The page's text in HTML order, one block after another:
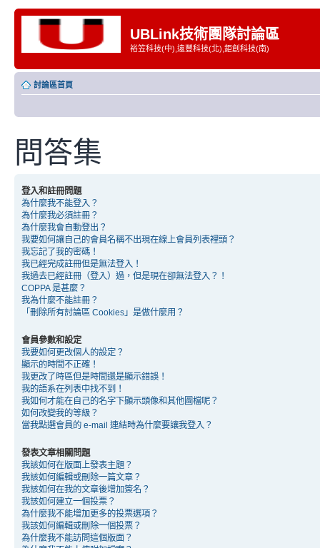
UBLink技術團隊討論區
裕笠科技(中),遠豐科技(北),鉅創科技(南)
討論區首頁
問答集
登入和註冊問題
為什麼我不能登入？
為什麼我必須註冊？
為什麼我會自動登出？
我要如何讓自己的會員名稱不出現在線上會員列表裡頭？
我忘記了我的密碼！
我已經完成註冊但是無法登入！
我過去已經註冊（登入）過，但是現在卻無法登入？！
COPPA 是甚麼？
我為什麼不能註冊？
「刪除所有討論區 Cookies」是做什麼用？
會員參數和設定
我要如何更改個人的設定？
顯示的時間不正確！
我更改了時區但是時間還是顯示錯誤！
我的語系在列表中找不到！
我如何才能在自己的名字下顯示頭像和其他圖檔呢？
如何改變我的等級？
當我點選會員的 e-mail 連結時為什麼要讓我登入？
發表文章相關問題
我該如何在版面上發表主題？
我該如何編輯或刪除一篇文章？
我該如何在我的文章後增加簽名？
我該如何建立一個投票？
為什麼我不能增加更多的投票選項？
我該如何編輯或刪除一個投票？
為什麼我不能訪問這個版面？